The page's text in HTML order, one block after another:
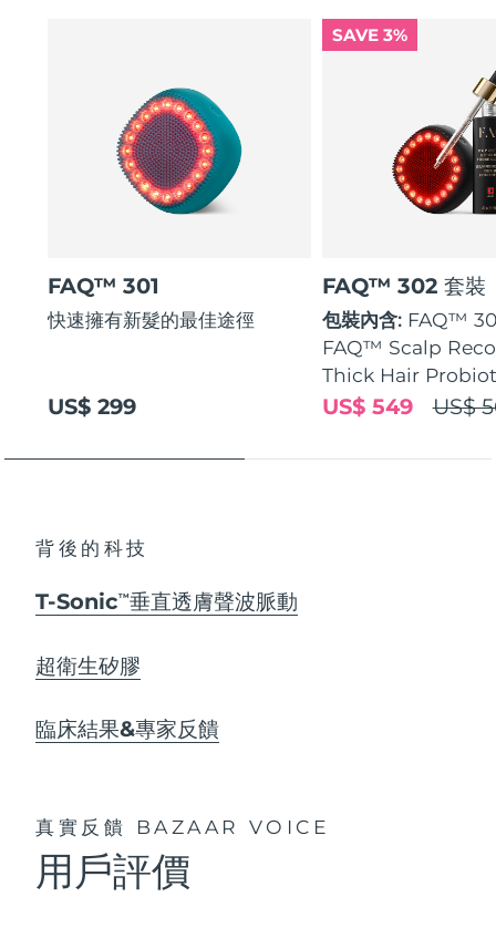
FAQ™ 301
快速擁有新髮的最佳途徑
US$ 299
SAVE 3%
FAQ™ 302 套裝
包裝內含: FAQ™
FAQ™ Scalp
Thick Hair
US$
US$ 549
背後的科技
T-SonicTM 垂直透膚聲波脈動
超衛生矽膠
臨床結果&專家反饋
真實反饋 BAZAAR VOICE
用戶評價